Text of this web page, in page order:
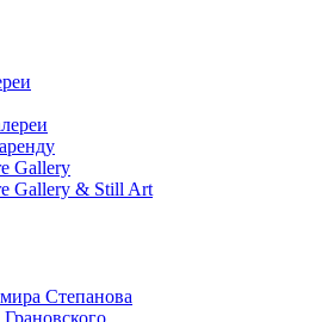
Gallery
Gallery & Still Art
Степанова